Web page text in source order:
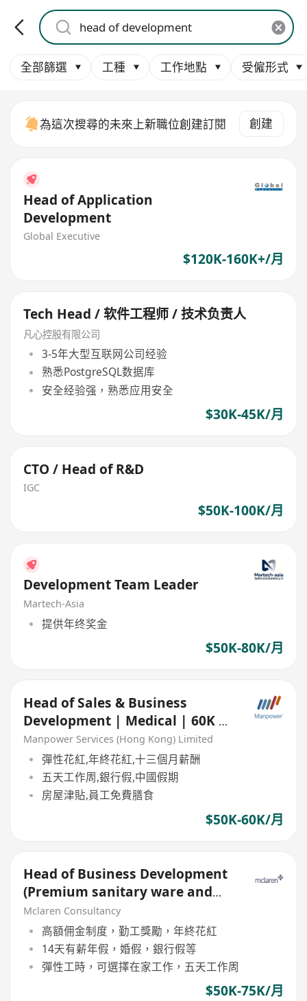
全部篩選 工種 工作地點 受僱形式
為這次搜尋的未來上新職位創建訂閱 創建
Head of Application
Development
Global Executive
$120K-160K+/月
Tech Head / 软件工程师 / 技术负责人
凡心控股有限公司
3-5年大型互联网公司经验
熟悉PostgreSQL数据库
安全经验强，熟悉应用安全
$30K-45K/月
CTO / Head of R&D
IGC
$50K-100K/月
Development Team Leader
Martech-Asia
提供年终奖金
$50K-80K/月
Head of Sales & Business
Development | Medical | 60K x
13 | Based in China
Manpower Services (Hong Kong) Limited
彈性花紅,年終花紅,十三個月薪酬
五天工作周,銀行假,中國假期
房屋津貼,員工免費膳食
$50K-60K/月
Head of Business Development
(Premium sanitary ware and
Bathroom solutions)
Mclaren Consultancy
高額佣金制度，勤工獎勵，年終花紅
14天有薪年假，婚假，銀行假等
彈性工時，可選擇在家工作，五天工作周
$50K-75K/月